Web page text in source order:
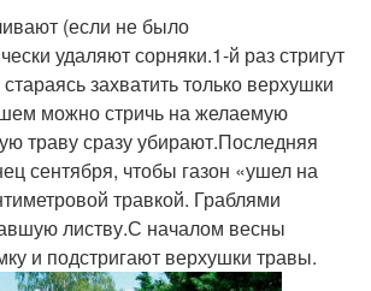
(если не было
удаляют сорняки.1-й раз стригут
захватить только верхушки
можно стричь на желаемую
траву сразу убирают.Последняя
сентября, чтобы газон «ушел на
травкой. Граблями
листву.С началом весны
и подстригают верхушки травы.